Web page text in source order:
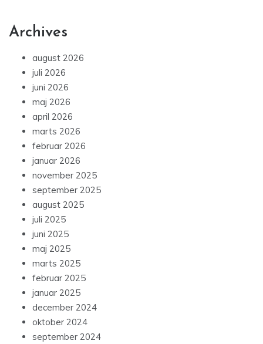
Archives
august 2026
juli 2026
juni 2026
maj 2026
april 2026
marts 2026
februar 2026
januar 2026
november 2025
september 2025
august 2025
juli 2025
juni 2025
maj 2025
marts 2025
februar 2025
januar 2025
december 2024
oktober 2024
september 2024